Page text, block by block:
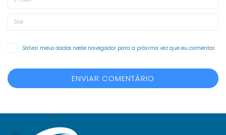
Salvar meus dados neste navegador para a próxima vez que eu comentar.